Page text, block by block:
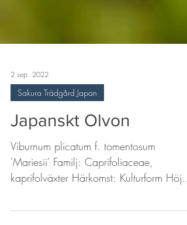
Sakura Trädgård Japan
Japanskt Olvon
Viburnum plicatum f. tomentosum
kaprifolväxter Härkomst: Kulturform Höjd: